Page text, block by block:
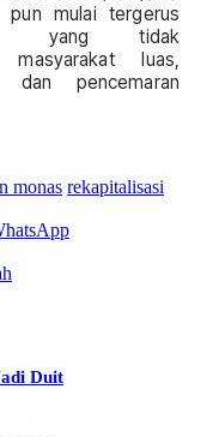
mulai tergerus
yang tidak
masyarakat luas,
dan pencemaran
monas rekapitalisasi
Duit